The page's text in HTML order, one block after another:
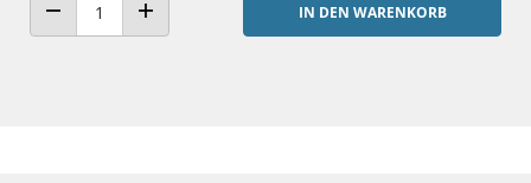
ANZAHL VERRINGERNANZAHL ERHÖHEN
IN DEN WARENKORB